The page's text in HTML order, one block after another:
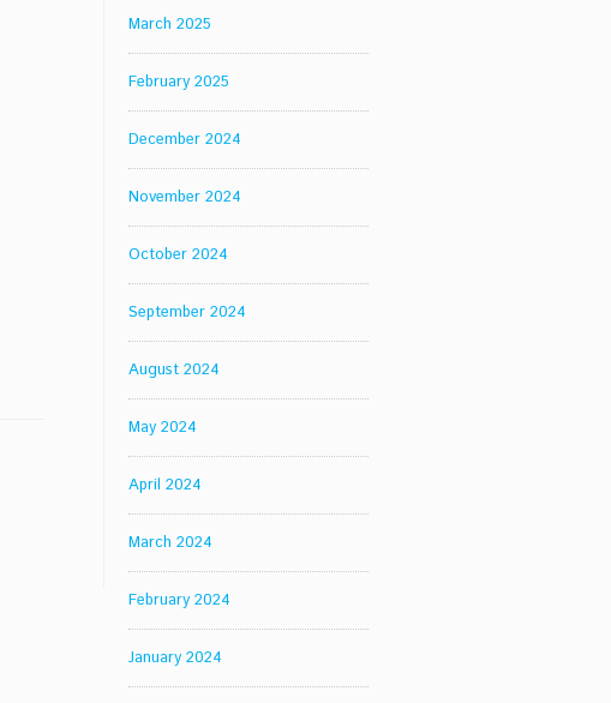
March 2025
February 2025
December 2024
November 2024
October 2024
September 2024
August 2024
May 2024
April 2024
March 2024
February 2024
January 2024